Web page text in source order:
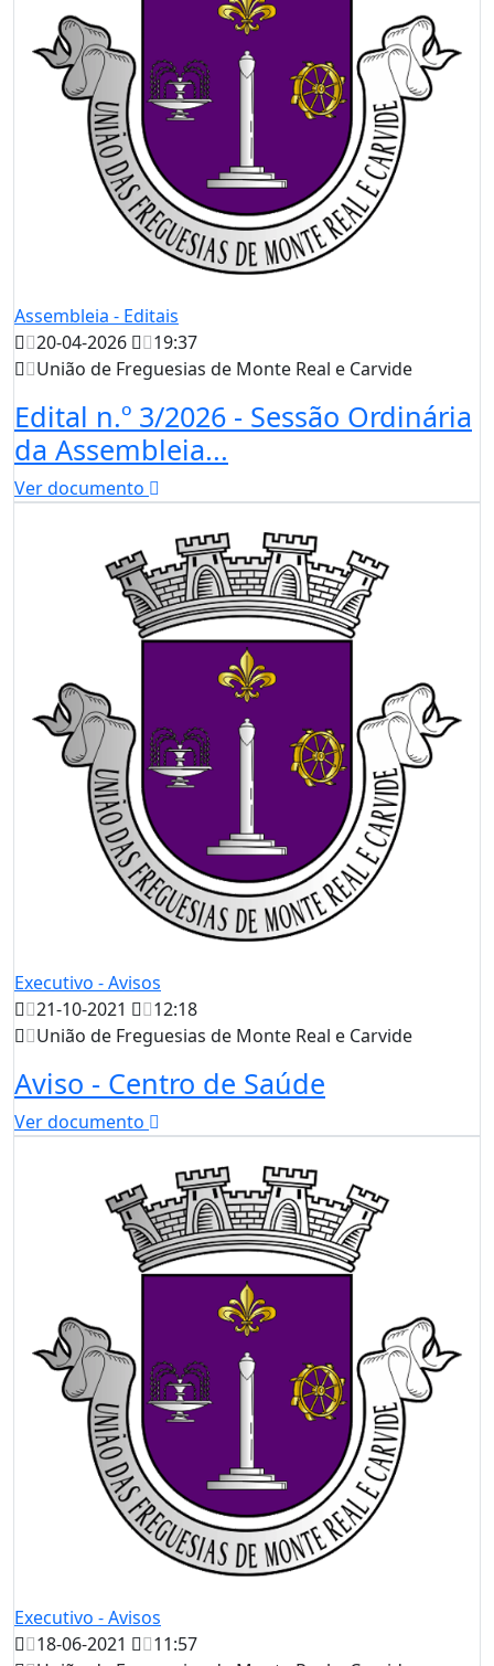
Assembleia - Editais
20-04-2026
19:37
União de Freguesias de Monte Real e Carvide
Edital n.º 3/2026 - Sessão Ordinária
da Assembleia...
Ver documento
Executivo - Avisos
21-10-2021
12:18
União de Freguesias de Monte Real e Carvide
Aviso - Centro de Saúde
Ver documento
Executivo - Avisos
18-06-2021
11:57